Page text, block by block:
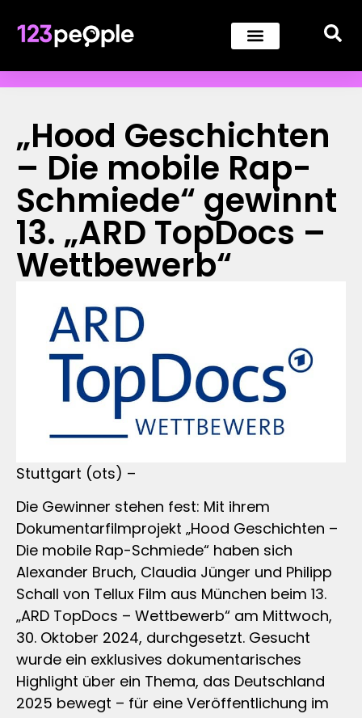
„Hood Geschichten
– Die mobile Rap-
Schmiede“ gewinnt
13. „ARD TopDocs –
Wettbewerb“
Stuttgart (ots) –
Die Gewinner stehen fest: Mit ihrem
Dokumentarfilmprojekt „Hood Geschichten –
Die mobile Rap-Schmiede“ haben sich
Alexander Bruch, Claudia Jünger und Philipp
Schall von Tellux Film aus München beim 13.
„ARD TopDocs – Wettbewerb“ am Mittwoch,
30. Oktober 2024, durchgesetzt. Gesucht
wurde ein exklusives dokumentarisches
Highlight über ein Thema, das Deutschland
2025 bewegt – für eine Veröffentlichung im